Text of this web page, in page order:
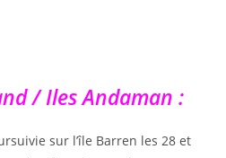
/ Iles Andaman :
sur l’île Barren les 28 et